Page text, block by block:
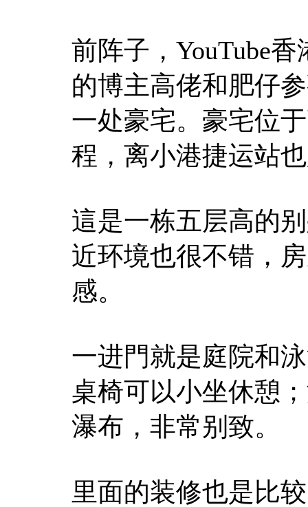
前阵子，YouTube
的博主高佬和肥仔
一处豪宅。豪宅位
程，离小港捷运站
這是一栋五层高的
近环境也很不错，
感。
一进門就是庭院和
桌椅可以小坐休憩
瀑布，非常别致。
里面的装修也是比